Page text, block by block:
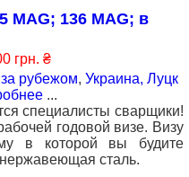
MAG; 136 MAG; в
грн. ₴
рубежом, Украина, Луцк
...
специалисты сварщики!
годовой визе. Визу
в которой вы будите
сталь.